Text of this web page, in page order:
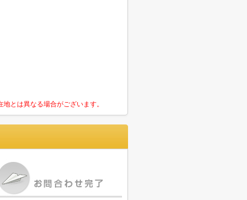
とは異なる場合がございます。